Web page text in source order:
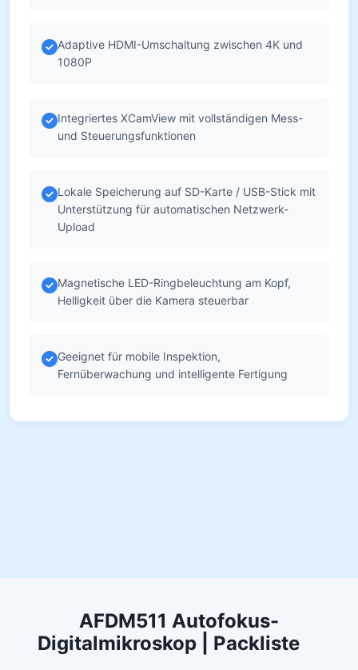
Adaptive HDMI-Umschaltung zwischen 4K und
1080P
Integriertes XCamView mit vollständigen Mess-
und Steuerungsfunktionen
Lokale Speicherung auf SD-Karte / USB-Stick mit
Unterstützung für automatischen Netzwerk-
Upload
Magnetische LED-Ringbeleuchtung am Kopf,
Helligkeit über die Kamera steuerbar
Geeignet für mobile Inspektion,
Fernüberwachung und intelligente Fertigung
AFDM511 Autofokus-
Digitalmikroskop | Packliste